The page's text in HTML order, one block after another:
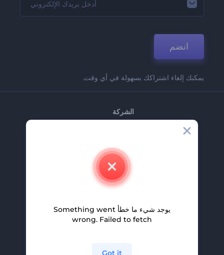
انضم
يمكنك إلغاء اشتراكك بسهولة في أي وقت.
الشركة
اتصل بنا
وظائف
المساعدة والدعم
سياسة الخصوصية
يوجد شيء ما خطأ Something went
wrong. Failed to fetch
Got it